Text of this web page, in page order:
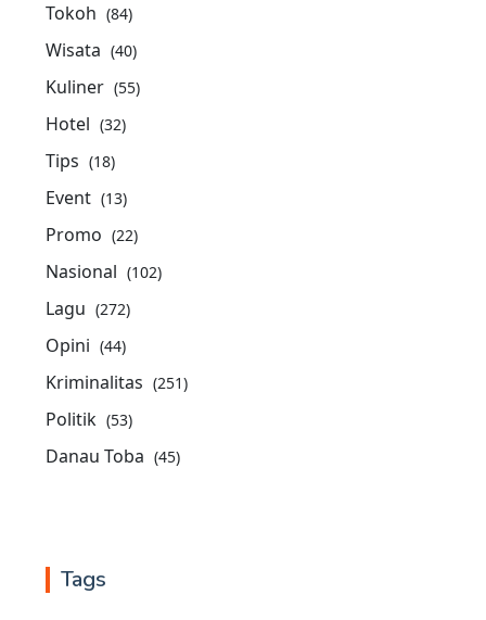
Tokoh (84)
Wisata (40)
Kuliner (55)
Hotel (32)
Tips (18)
Event (13)
Promo (22)
Nasional (102)
Lagu (272)
Opini (44)
Kriminalitas (251)
Politik (53)
Danau Toba (45)
Tags